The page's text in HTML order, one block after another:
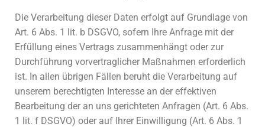
Die Verarbeitung dieser Daten erfolgt auf Grundlage von
Art. 6 Abs. 1 lit. b DSGVO, sofern Ihre Anfrage mit der
Erfüllung eines Vertrags zusammenhängt oder zur
Durchführung vorvertraglicher Maßnahmen erforderlich
ist. In allen übrigen Fällen beruht die Verarbeitung auf
unserem berechtigten Interesse an der effektiven
Bearbeitung der an uns gerichteten Anfragen (Art. 6 Abs.
1 lit. f DSGVO) oder auf Ihrer Einwilligung (Art. 6 Abs. 1